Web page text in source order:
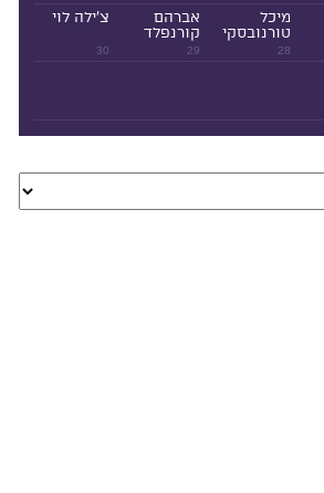
28
מיכל
טורנובסקי
29
אברהם
קורנפלד
30
צ'ילה לוי